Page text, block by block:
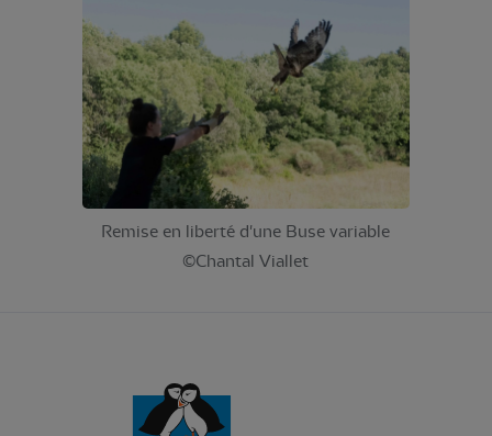
Remise en liberté d'une Buse variable
©Chantal Viallet